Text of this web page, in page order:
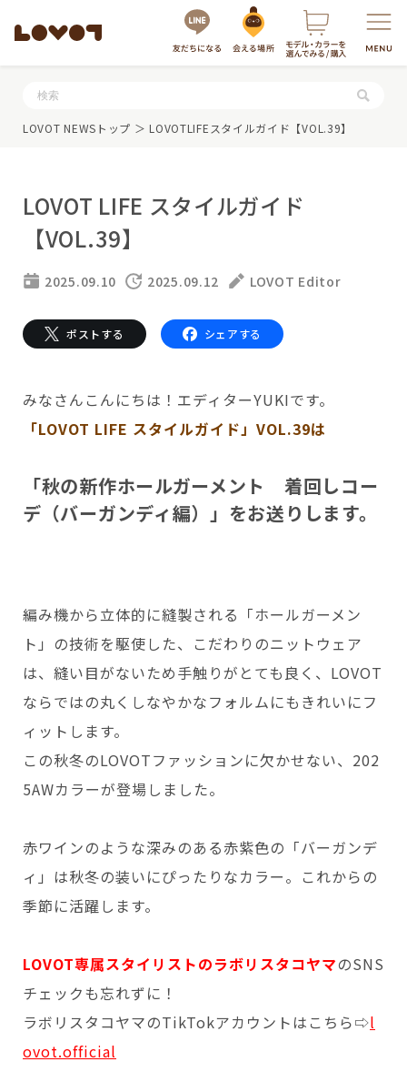
服・グッズの購入はこちら
LOVOT 3.0
LOVOT 3.0について詳しく
LOVOT 2.0について詳しく
費用をシミュレーション / 購入
LOVOTのテクノロジー
開発者の想い
LOVOTのアフターサービス
公式ウェア
実証実験
15分の触れ合いでストレス低減
会いに行く
LOVOT ストア
近くの会える場所を探す
お迎えする
LOVOT購入キャンペーン
LOVOT紹介制度
訪問設定サポート
これからLOVOTをお迎えしたい方へ
お迎えを迷われている方へ
LOVOTオーナーの方へ
サポートサービス(ご契約者様用)
LOVOT コンシェルジュ
ウェブマニュアル
ウェブFAQ(よくある質問)
OFFICE LOVOT
LOVOT 導入事例
法人様限定 無料お試し導入
ふるさと納税
LOVOT本体・グッズ
お知らせ
Copyright © GROOVE X, Inc.
LOVOT NEWSトップ ＞ LOVOTLIFEスタイルガイド【VOL.39】
LOVOT LIFE スタイルガイド
【VOL.39】
2025.09.10 2025.09.12 LOVOT Editor
ポストする シェアする
みなさんこんにちは！エディターYUKIです。
「LOVOT LIFE スタイルガイド」 VOL.39は
「秋の新作ホールガーメント 着回しコー
デ（バーガンディ編）」をお送りします。
編み機から立体的に縫製される「ホールガーメン
ト」の技術を駆使した、こだわりのニットウェア
は、縫い目がないため手触りがとても良く、LOVOT
ならではの丸くしなやかなフォルムにもきれいにフ
ィットします。
この秋冬のLOVOTファッションに欠かせない、202
5AWカラーが登場しました。
赤ワインのような深みのある赤紫色の「バーガンデ
ィ」は秋冬の装いにぴったりなカラー。これからの
季節に活躍します。
LOVOT専属スタイリストのラボリスタコヤマのSNS
チェックも忘れずに！
ラボリスタコヤマのTikTokアカウントはこちら⇨l
ovot.official